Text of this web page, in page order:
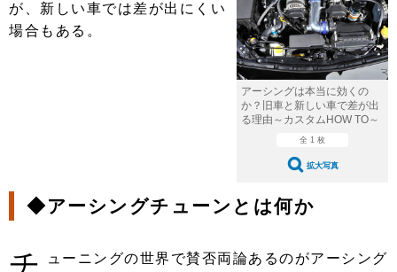
ショップレポート 愛車 File
ストップ！不具合修理＆粗悪修理
ディテイリング
洗車
コーティング
防錆
カーメーカー「旧車」関連プロジェ
クト
プロショップ検索
カーメーカー「旧車」関連プロジ
ェクト
コラム
イベント
アーシングは本当に効くの
か？旧車と新しい車で差が出
る理由～カスタムHOW TO～
全 1 枚
拡大写真
が、新しい車では差が出にくい
場合もある。
◆アーシングチューンとは何か
チ
ューニングの世界で賛否両論あるのがアーシング